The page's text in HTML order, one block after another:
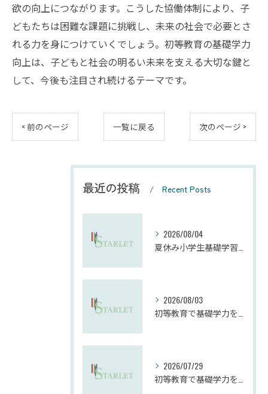
欲の向上につながります。こうした協働体制により、子
どもたちは困難な課題に挑戦し、未来の社会で必要とさ
れる力を身につけていくでしょう。初等教育の基礎学力
向上は、子どもと社会の明るい未来を支える大切な鍵と
して、今後も注目され続けるテーマです。
< 前のページ 一覧に戻る 次のページ >
最近の投稿 Recent Posts
2026/08/04
2026/08/03
2026/07/29